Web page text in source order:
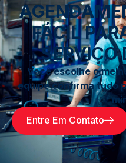
FÁCIL
SERVIÇO
Você escolhe o
equipe confirma tudo
Entre Em Contato